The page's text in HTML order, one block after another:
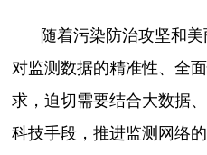
随着污染防治攻坚和
对监测数据的精准性、全
求，迫切需要结合大数据
科技手段，推进监测网络